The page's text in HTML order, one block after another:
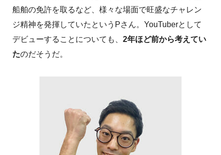
船舶の免許を取るなど、様々な場面で旺盛なチャレン
ジ精神を発揮していたというPさん。YouTuberとして
デビューすることについても、 2年ほど前から考えてい
たのだそうだ。